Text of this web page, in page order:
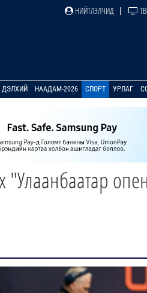
НИЙТЛЭЛЧИД
ДЭЛХИЙ НААДАМ-2026 СПОРТ УРЛАГ